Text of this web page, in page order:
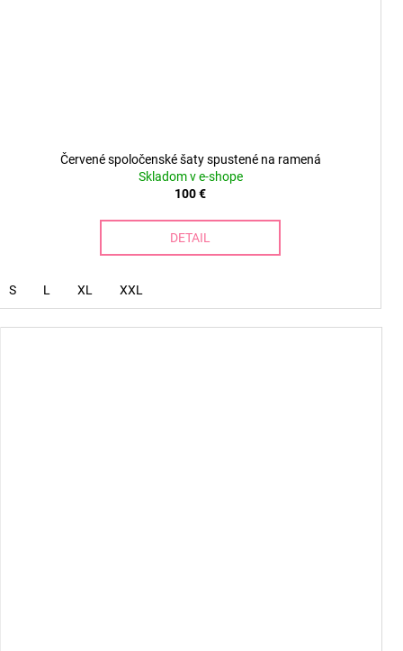
Červené spoločenské šaty spustené na ramená
Skladom v e-shope
100 €
DETAIL
S L XL XXL